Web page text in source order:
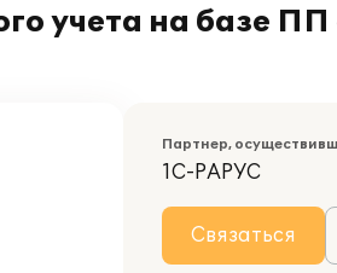
учета на базе
Партнер,
1С-РАРУС
Связаться